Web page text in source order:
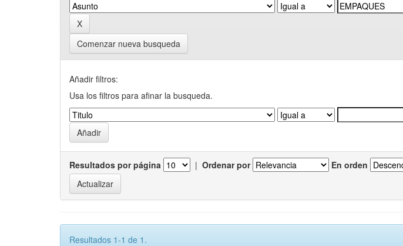
Comenzar nueva busqueda
Añadir filtros:
Usa los filtros para afinar la busqueda.
Resultados por página | Ordenar por En orden
Resultados 1-1 de 1.